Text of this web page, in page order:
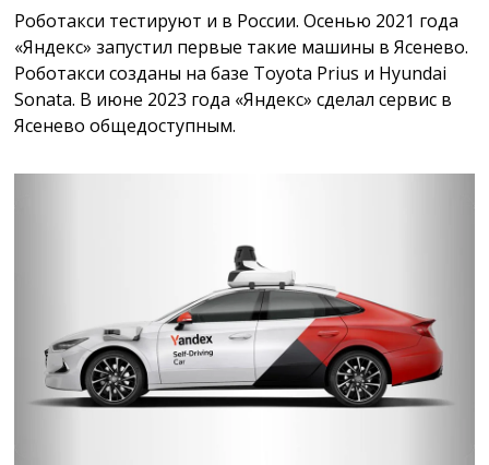
Роботакси тестируют и в России. Осенью 2021 года
«Яндекс» запустил первые такие машины в Ясенево.
Роботакси созданы на базе Toyota Prius и Hyundai
Sonata. В июне 2023 года «Яндекс» сделал сервис в
Ясенево общедоступным.